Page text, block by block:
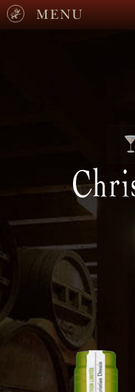
MENU